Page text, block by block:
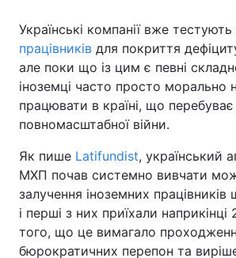
Українські компанії вже тестують
працівників для покриття
але поки що із цим є певні
іноземці часто просто морально
працювати в країні, що перебуває
повномасштабної війни.
Як пише Latifundist, український
МХП почав системно вивчати
залучення іноземних
і перші з них приїхали
того, що це вимагало
бюрократичних перепон та